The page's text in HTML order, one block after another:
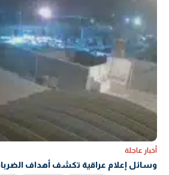
أخبار عاجلة
وسائل إعلام عراقية تكشف أهداف